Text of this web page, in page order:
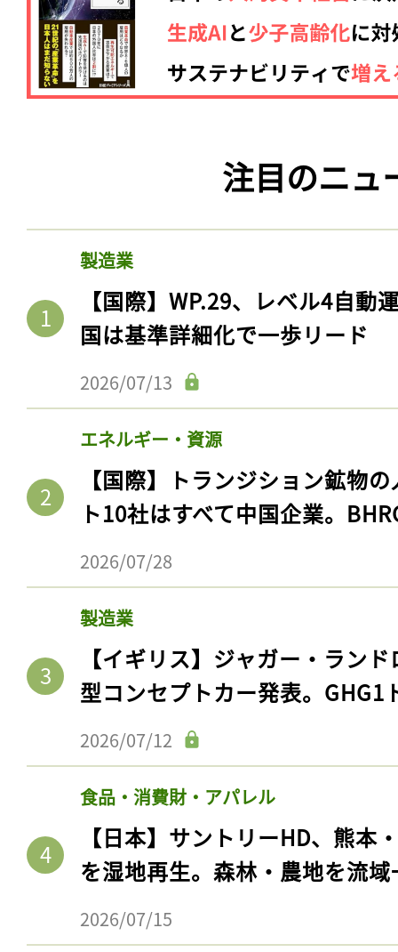
注目のニュ
製造業
【国際】WP.29、レベル4自動
国は基準詳細化で一歩リード
2026/07/13
エネルギー・資源
【国際】トランジション鉱物
ト10社はすべて中国企業。
2026/07/28
製造業
【イギリス】ジャガー・ラン
型コンセプトカー発表。GHG1
2026/07/12
食品・消費財・アパレル
【日本】サントリーHD、熊本
を湿地再生。森林・農地を流
2026/07/15